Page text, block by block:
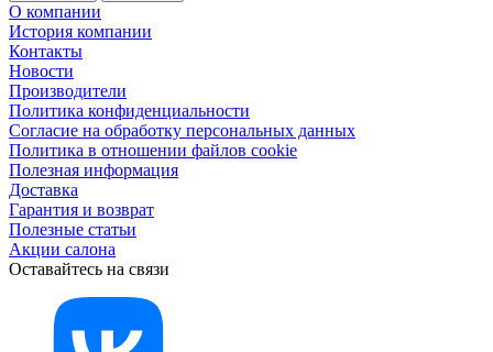
О компании
История компании
Контакты
Новости
Производители
Политика конфиденциальности
Согласие на обработку персональных данных
Политика в отношении файлов cookie
Полезная информация
Доставка
Гарантия и возврат
Полезные статьи
Акции салона
Оставайтесь на связи